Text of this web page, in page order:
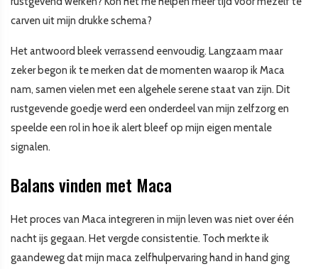
carven uit mijn drukke schema?
Het antwoord bleek verrassend eenvoudig. Langzaam maar
zeker begon ik te merken dat de momenten waarop ik Maca
nam, samen vielen met een algehele serene staat van zijn. Dit
rustgevende goedje werd een onderdeel van mijn zelfzorg en
speelde een rol in hoe ik alert bleef op mijn eigen mentale
signalen.
Balans vinden met Maca
Het proces van Maca integreren in mijn leven was niet over één
nacht ijs gegaan. Het vergde consistentie. Toch merkte ik
gaandeweg dat mijn maca zelfhulpervaring hand in hand ging